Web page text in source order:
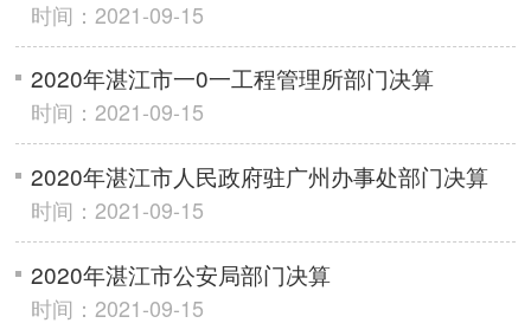
时间：2021-09-15
2020年湛江市一0一工程管理所部门决算
时间：2021-09-15
2020年湛江市人民政府驻广州办事处部门决算
时间：2021-09-15
2020年湛江市公安局部门决算
时间：2021-09-15